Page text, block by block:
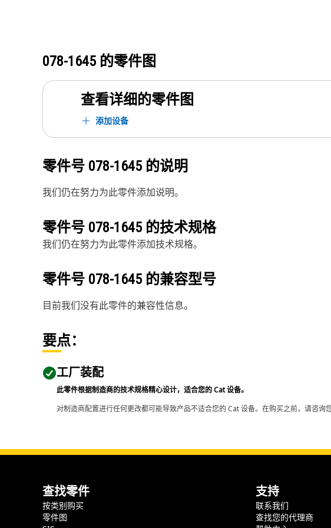
078-1645 的零件图
查看详细的零件图
添加设备
零件号 078-1645 的说明
我们仍在努力为此零件添加说明。
零件号 078-1645 的技术规格
我们仍在努力为此零件添加技术规格。
零件号 078-1645 的兼容型号
目前我们没有此零件的兼容性信息。
要点：
工厂装配
此零件根据制造商的技术规格精心设计，适合您的 Cat 设备。
对制造商配置进行任何更改都可能导致产品不适合您的 Cat 设备。在购买之前，请咨
查找零件
按类别购买
零件图
支持
联系我们
查找您的代理商